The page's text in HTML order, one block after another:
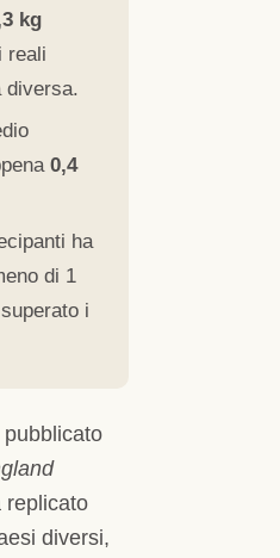
kg
reali
diversa.
0,4
ha
di 1
i
replicato
diversi,